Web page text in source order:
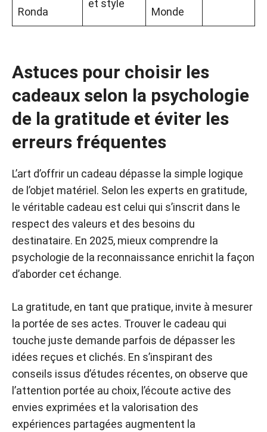
Ronda
et style
Monde
Astuces pour choisir les
cadeaux selon la psychologie
de la gratitude et éviter les
erreurs fréquentes
L’art d’offrir un cadeau dépasse la simple logique
de l’objet matériel. Selon les experts en gratitude,
le véritable cadeau est celui qui s’inscrit dans le
respect des valeurs et des besoins du
destinataire. En 2025, mieux comprendre la
psychologie de la reconnaissance enrichit la façon
d’aborder cet échange.
La gratitude, en tant que pratique, invite à mesurer
la portée de ses actes. Trouver le cadeau qui
touche juste demande parfois de dépasser les
idées reçues et clichés. En s’inspirant des
conseils issus d’études récentes, on observe que
l’attention portée au choix, l’écoute active des
envies exprimées et la valorisation des
expériences partagées augmentent la